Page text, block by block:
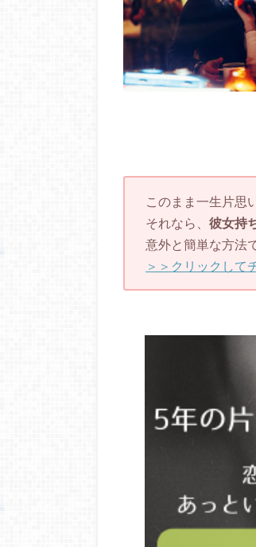
このまま一生片思
それなら、彼女持
意外と簡単な方法
＞＞クリックして